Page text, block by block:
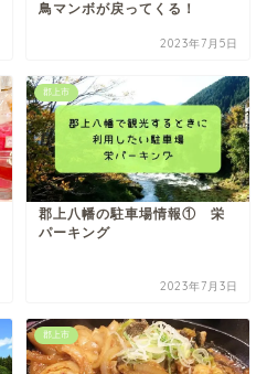
鳥マンボが戻ってくる！
2023年7月5日
郡上市
郡上八幡の駐車場情報① 栄
パーキング
2023年7月3日
郡上市